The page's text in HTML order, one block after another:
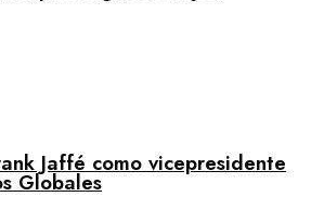
Jaffé como vicepresidente
Globales